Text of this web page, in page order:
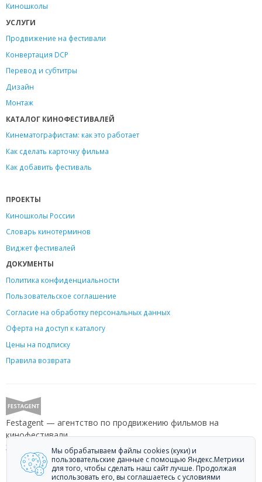
Киношколы
УСЛУГИ
Продвижение на фестивали
Конвертация DCP
Перевод и субтитры
Дизайн
Монтаж
КАТАЛОГ КИНОФЕСТИВАЛЕЙ
Кинематографистам: как это работает
Как сделать карточку фильма
Как добавить фестиваль
ПРОЕКТЫ
Киношколы России
Словарь кинотерминов
Виджет фестивалей
ДОКУМЕНТЫ
Политика конфиденциальности
Пользовательское соглашение
Согласие на обработку персональных данных
Оферта на доступ к каталогу
Цены на подписку
Правила возврата
Festagent — агентство по продвижению фильмов на
кинофестивали.
Звоните +7 (499) 113-78-80 или пишитеhello@festagent.com
© 2010—2026 Festagent. Использование материалов сайта
«Festagent.com» разрешено только при наличии активной ссылки на
Мы обрабатываем файлы cookies (куки) и
пользовательские данные с помощью Яндекс.Метрики
для того, чтобы сделать наш сайт лучше. Продолжая
использовать его, вы соглашаетесь с условиями